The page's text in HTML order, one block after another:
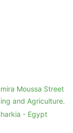
Moussa Street
and Agriculture.
- Egypt